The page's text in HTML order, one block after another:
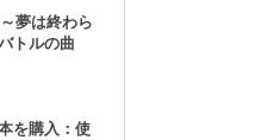
夢は終わら
トルの曲
を購入：使